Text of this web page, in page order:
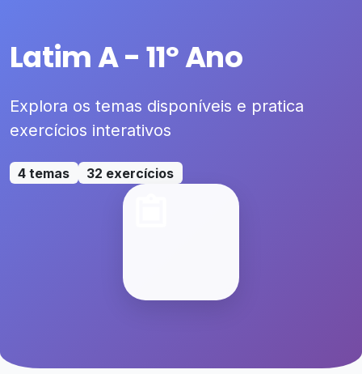
Latim A - 11º Ano
Explora os temas disponíveis e pratica
exercícios interativos
4 temas 32 exercícios